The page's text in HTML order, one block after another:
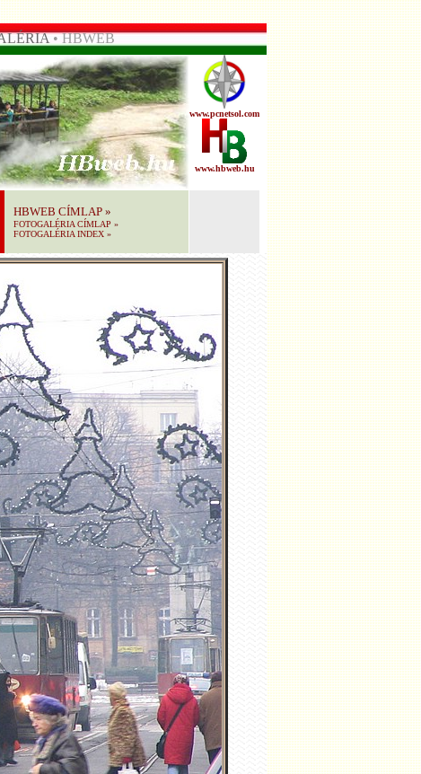
• HBWEB
www.pcnetsol.com
www.hbweb.hu
HBWEB CÍMLAP »
FOTOGALÉRIA CÍMLAP »
FOTOGALÉRIA INDEX »